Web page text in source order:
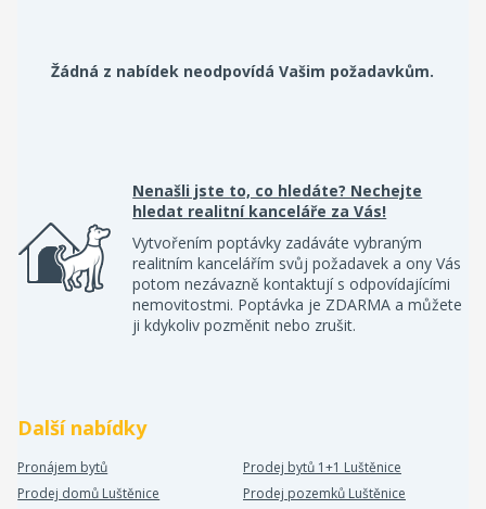
Žádná z nabídek neodpovídá Vašim požadavkům.
Nenašli jste to, co hledáte? Nechejte
hledat realitní kanceláře za Vás!
Vytvořením poptávky zadáváte vybraným
realitním kancelářím svůj požadavek a ony Vás
potom nezávazně kontaktují s odpovídajícími
nemovitostmi. Poptávka je ZDARMA a můžete
ji kdykoliv pozměnit nebo zrušit.
Další nabídky
Pronájem bytů
Prodej bytů 1+1 Luštěnice
Prodej domů Luštěnice
Prodej pozemků Luštěnice